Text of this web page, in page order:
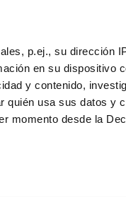
p.ej., su dirección
en su dispositivo
y contenido,
quién usa sus datos y
momento desde la
Más filtros - 2